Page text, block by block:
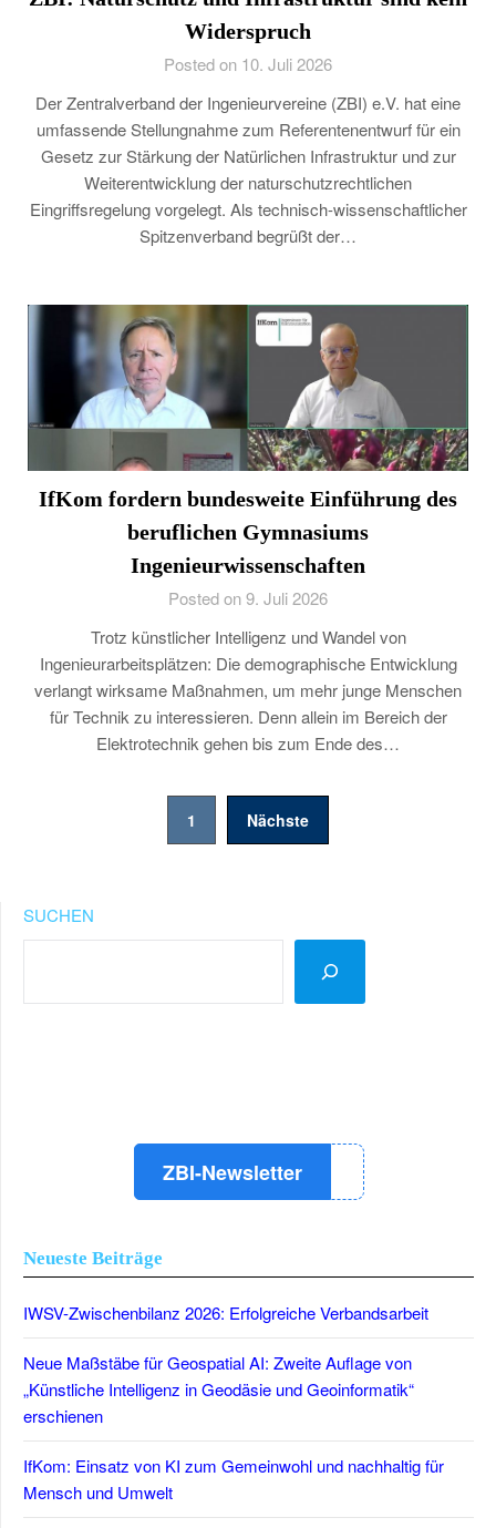
Widerspruch
Posted on 10. Juli 2026
Der Zentralverband der Ingenieurvereine (ZBI) e.V. hat eine
umfassende Stellungnahme zum Referentenentwurf für ein
Gesetz zur Stärkung der Natürlichen Infrastruktur und zur
Weiterentwicklung der naturschutzrechtlichen
Eingriffsregelung vorgelegt. Als technisch-wissenschaftlicher
Spitzenverband begrüßt der…
IfKom fordern bundesweite Einführung des
beruflichen Gymnasiums
Ingenieurwissenschaften
Posted on 9. Juli 2026
Trotz künstlicher Intelligenz und Wandel von
Ingenieurarbeitsplätzen: Die demographische Entwicklung
verlangt wirksame Maßnahmen, um mehr junge Menschen
für Technik zu interessieren. Denn allein im Bereich der
Elektrotechnik gehen bis zum Ende des…
Seitennummerierung
1 Nächste
SUCHEN
ZBI-Newsletter
Neueste Beiträge
IWSV-Zwischenbilanz 2026: Erfolgreiche Verbandsarbeit
Neue Maßstäbe für Geospatial AI: Zweite Auflage von
„Künstliche Intelligenz in Geodäsie und Geoinformatik“
erschienen
IfKom: Einsatz von KI zum Gemeinwohl und nachhaltig für
Mensch und Umwelt